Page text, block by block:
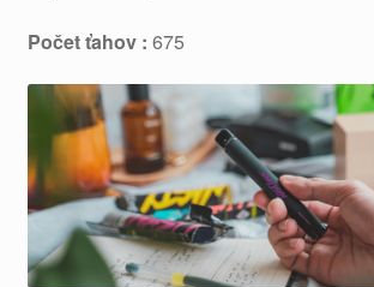
Počet ťahov : 675